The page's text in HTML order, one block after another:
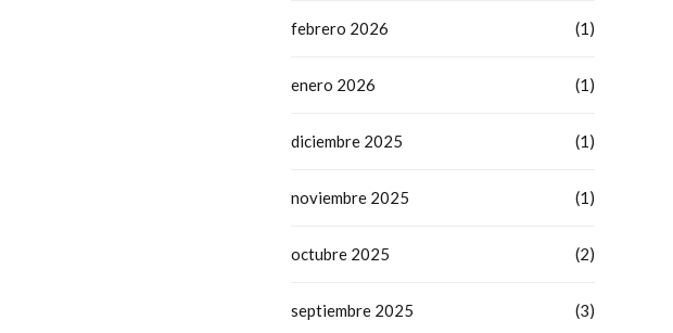
febrero 2026 (1)
enero 2026 (1)
diciembre 2025 (1)
noviembre 2025 (1)
octubre 2025 (2)
septiembre 2025 (3)